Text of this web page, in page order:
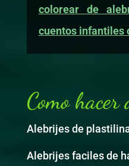
colorear de
cuentos infantiles
Como hacer
Alebrijes de
Alebrijes faciles de